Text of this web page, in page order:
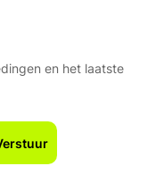
en het laatste